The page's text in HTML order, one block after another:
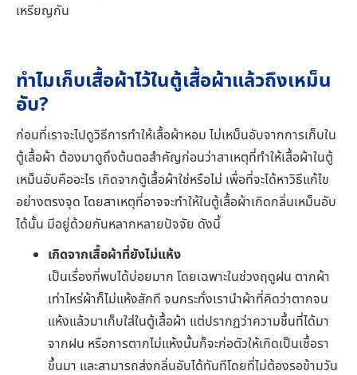
เหรียญกัน
ทำไมเก็บเสื้อผ้าไว้ในตู้เสื้อผ้าแล้วถึงเหม็น
อับ?
ก่อนที่เราจะไปดูวิธีการทำให้เสื้อผ้าหอม ไม่เหม็นอับจากการเก็บใน
ตู้เสื้อผ้า ต้องมาดูถึงต้นตอสำคัญก่อนว่าสาเหตุที่ทำให้เสื้อผ้าในตู้
เหม็นอับคืออะไร เกิดจากตู้เสื้อผ้าใช่หรือไม่ เพื่อที่จะได้หาวิธีแก้ไข
อย่างตรงจุด โดยสาเหตุที่อาจจะทำให้ในตู้เสื้อผ้าเกิดกลิ่นเหม็นอับ
ได้นั้น มีอยู่ด้วยกันหลากหลายปัจจัย ดังนี้
เกิดจากเสื้อผ้าที่ยังไม่แห้ง
เป็นเรื่องที่พบได้บ่อยมาก โดยเฉพาะในช่วงฤดูฝน ตากผ้า
เท่าไหร่ผ้าก็ไม่แห้งสักที จนกระทั่งเรานำผ้าที่คิดว่าตากจน
แห้งแล้วมาเก็บใส่ในตู้เสื้อผ้า แต่ปรากฏว่าความชื้นที่ได้มา
จากฝน หรือการตากไม่แห้งนั้นก็จะก่อตัวให้เกิดเป็นเชื้อรา
ขึ้นมา และสามารถส่งกลิ่นอับได้ทันทีโดยที่ไม่ต้องรอข้ามวัน